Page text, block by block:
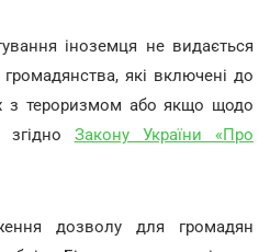
іноземця не видається
які включені до
з тероризмом або якщо щодо
згідно Закону України «Про
дозволу для громадян